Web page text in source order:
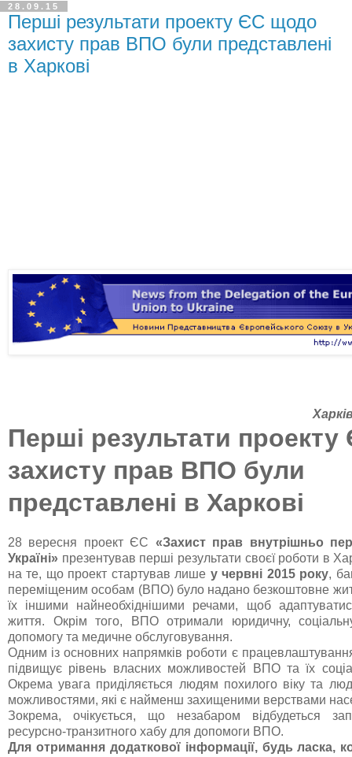
28.09.15
Перші результати проекту ЄС щодо
захисту прав ВПО були представлені
в Харкові
Перші результати
захисту прав ВПО були
представлені в Харкові
28 вересня проект ЄС «Захист прав внутрішньо
Україні» презентував перші результати своєї роботи в
на те, що проект стартував лише у червні 2015 року,
переміщеним особам (ВПО) було надано безкоштовне
їх іншими найнеобхіднішими речами, щоб
життя. Окрім того, ВПО отримали юридичну,
допомогу та медичне обслуговування.
Одним із основних напрямків роботи є
підвищує рівень власних можливостей ВПО та їх
Окрема увага приділяється людям похилого віку та
можливостями, які є найменш захищеними верствами
Зокрема, очікується, що незабаром відбудеться
ресурсно-транзитного хабу для допомоги ВПО.
Для отримання додаткової інформації, будь ласка,